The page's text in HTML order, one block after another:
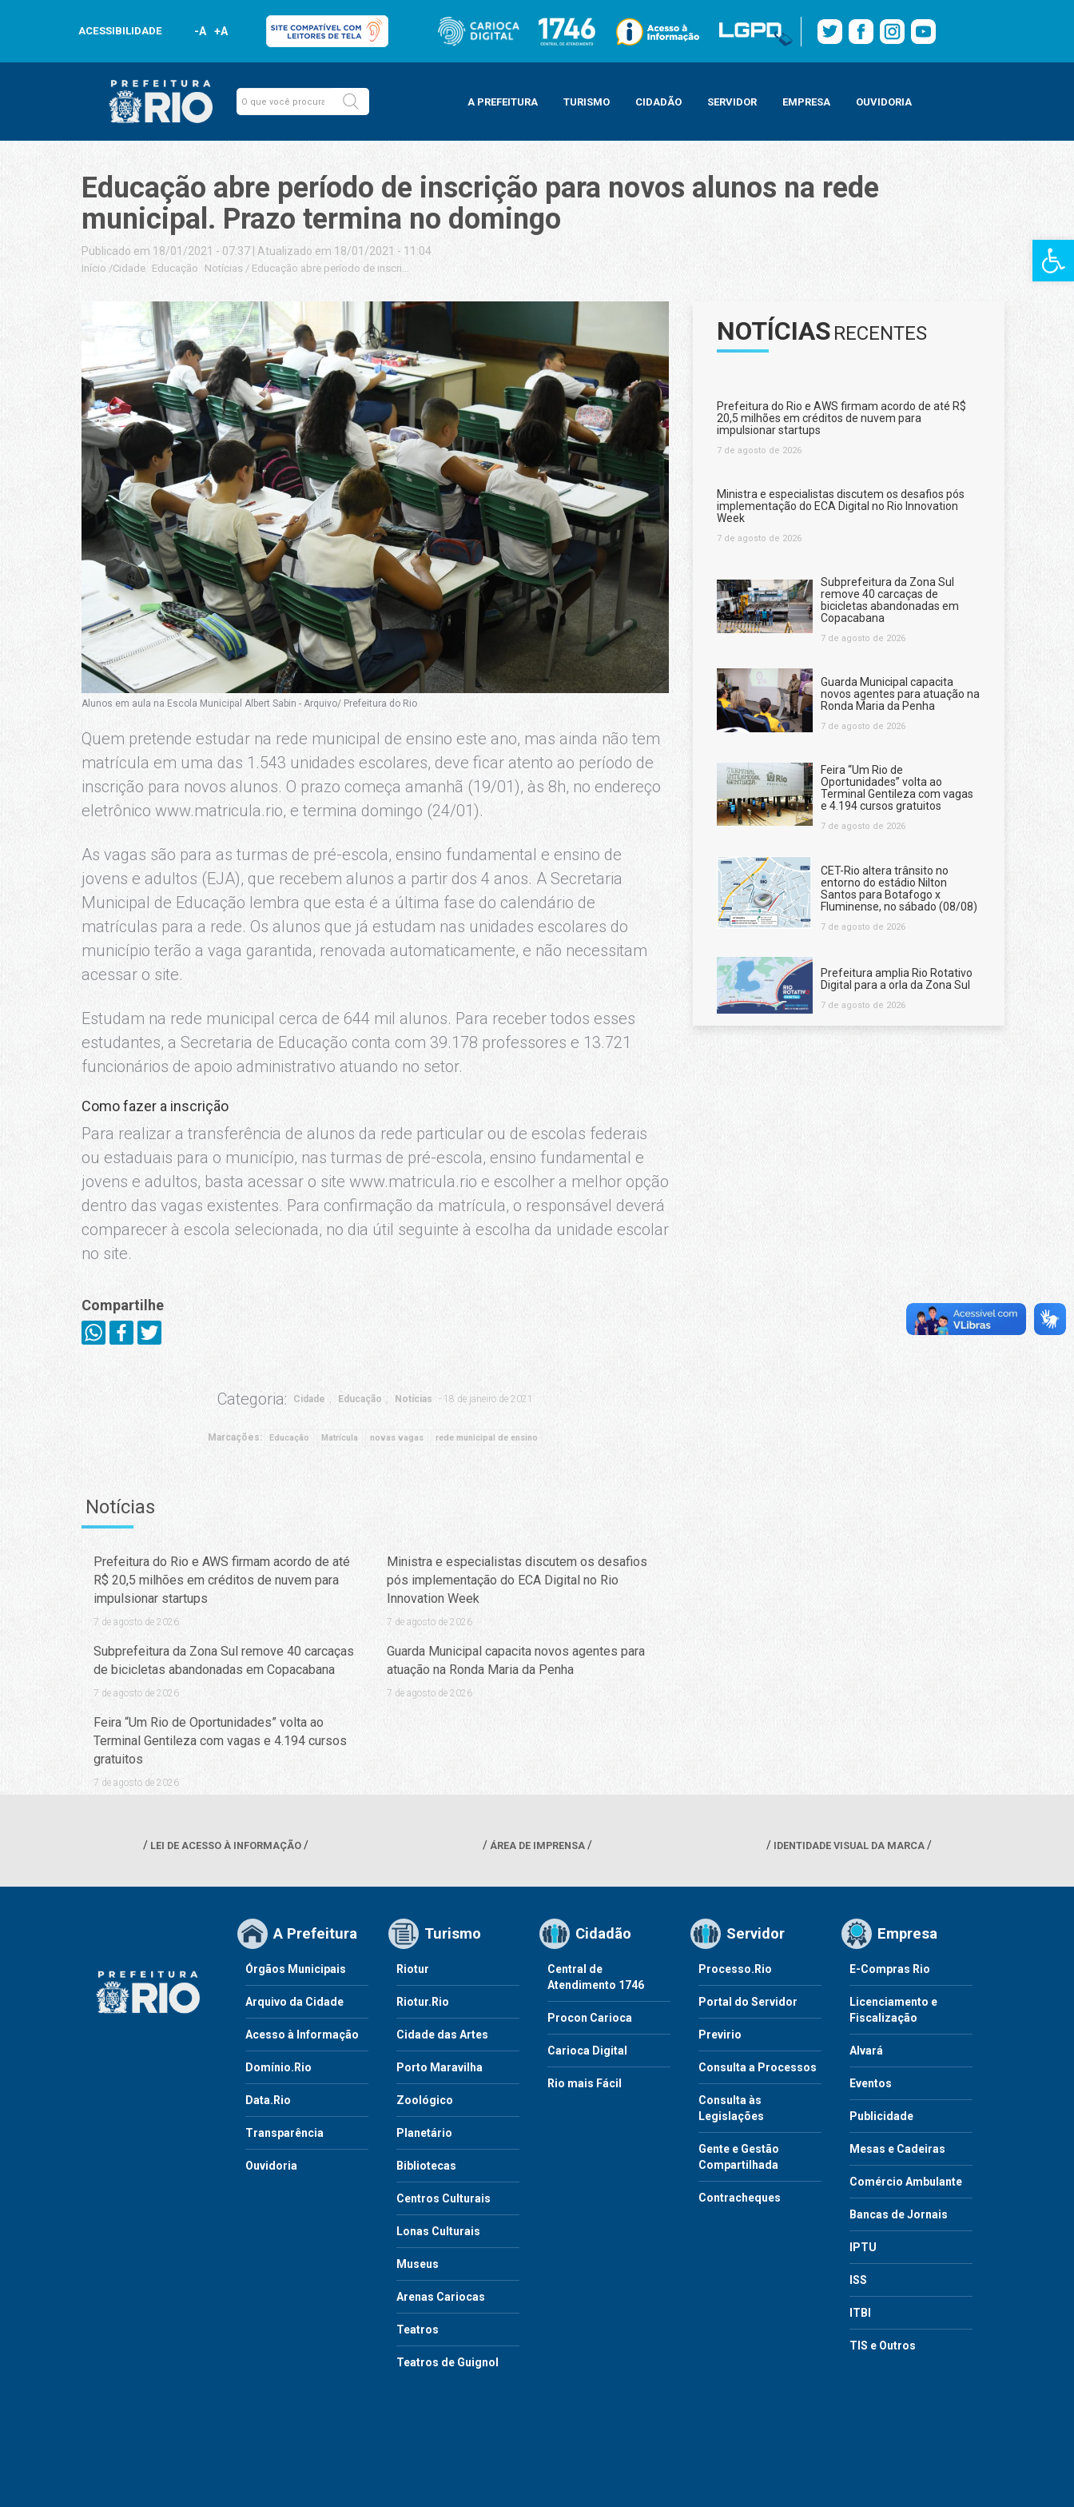
Barra de
ACESSIBILIDADE -A +A
A PREFEITURA TURISMO CIDADÃO SERVIDOR EMPRESA OUVIDORIA
Educação abre período de inscrição para novos alunos na rede
municipal. Prazo termina no domingo
Publicado em 18/01/2021 - 07:37 Atualizado em 18/01/2021 - 11:04
Início /Cidade Educação Notícias / Educação abre período de inscrição para novos alunos na rede municipal. Prazo termina no domingo
Alunos em aula na Escola Municipal Albert Sabin - Arquivo/ Prefeitura do Rio
Quem pretende estudar na rede municipal de ensino este ano, mas ainda não tem
matrícula em uma das 1.543 unidades escolares, deve ficar atento ao período de
inscrição para novos alunos. O prazo começa amanhã (19/01), às 8h, no endereço
eletrônico www.matricula.rio, e termina domingo (24/01).
As vagas são para as turmas de pré-escola, ensino fundamental e ensino de
jovens e adultos (EJA), que recebem alunos a partir dos 4 anos. A Secretaria
Municipal de Educação lembra que esta é a última fase do calendário de
matrículas para a rede. Os alunos que já estudam nas unidades escolares do
município terão a vaga garantida, renovada automaticamente, e não necessitam
acessar o site.
Estudam na rede municipal cerca de 644 mil alunos. Para receber todos esses
estudantes, a Secretaria de Educação conta com 39.178 professores e 13.721
funcionários de apoio administrativo atuando no setor.
Como fazer a inscrição
Para realizar a transferência de alunos da rede particular ou de escolas federais
ou estaduais para o município, nas turmas de pré-escola, ensino fundamental e
jovens e adultos, basta acessar o site www.matricula.rio e escolher a melhor opção
dentro das vagas existentes. Para confirmação da matrícula, o responsável deverá
comparecer à escola selecionada, no dia útil seguinte à escolha da unidade escolar
no site.
Compartilhe
Categoria: Cidade Educação Notícias 18 de janeiro de 2021
Marcações: Educação Matrícula novas vagas rede municipal de ensino
Notícias
Prefeitura do Rio e AWS firmam acordo de até
R$ 20,5 milhões em créditos de nuvem para
impulsionar startups
7 de agosto de 2026
Ministra e especialistas discutem os desafios
pós implementação do ECA Digital no Rio
Innovation Week
7 de agosto de 2026
Subprefeitura da Zona Sul remove 40 carcaças
de bicicletas abandonadas em Copacabana
7 de agosto de 2026
Guarda Municipal capacita novos agentes para
atuação na Ronda Maria da Penha
7 de agosto de 2026
Feira “Um Rio de Oportunidades” volta ao
Terminal Gentileza com vagas e 4.194 cursos
gratuitos
7 de agosto de 2026
NOTÍCIAS RECENTES
Prefeitura do Rio e AWS firmam acordo de até R$
20,5 milhões em créditos de nuvem para
impulsionar startups
7 de agosto de 2026
Ministra e especialistas discutem os desafios pós
implementação do ECA Digital no Rio Innovation
Week
7 de agosto de 2026
Subprefeitura da Zona Sul
remove 40 carcaças de
bicicletas abandonadas em
Copacabana
7 de agosto de 2026
Guarda Municipal capacita
novos agentes para atuação na
Ronda Maria da Penha
7 de agosto de 2026
Feira “Um Rio de
Oportunidades” volta ao
Terminal Gentileza com vagas
e 4.194 cursos gratuitos
7 de agosto de 2026
CET-Rio altera trânsito no
entorno do estádio Nilton
Santos para Botafogo x
Fluminense, no sábado (08/08)
7 de agosto de 2026
Prefeitura amplia Rio Rotativo
Digital para a orla da Zona Sul
7 de agosto de 2026
LEI DE ACESSO À INFORMAÇÃO ÁREA DE IMPRENSA IDENTIDADE VISUAL DA MARCA
A Prefeitura
Órgãos Municipais
Arquivo da Cidade
Acesso à Informação
Domínio.Rio
Data.Rio
Transparência
Ouvidoria
Turismo
Riotur
Riotur.Rio
Cidade das Artes
Porto Maravilha
Zoológico
Planetário
Bibliotecas
Centros Culturais
Lonas Culturais
Museus
Arenas Cariocas
Teatros
Teatros de Guignol
Cidadão
Central de
Atendimento 1746
Procon Carioca
Carioca Digital
Rio mais Fácil
Servidor
Processo.Rio
Portal do Servidor
Previrio
Consulta a Processos
Consulta às
Legislações
Gente e Gestão
Compartilhada
Contracheques
Empresa
E-Compras Rio
Licenciamento e
Fiscalização
Alvará
Eventos
Publicidade
Mesas e Cadeiras
Comércio Ambulante
Bancas de Jornais
IPTU
ISS
ITBI
TIS e Outros